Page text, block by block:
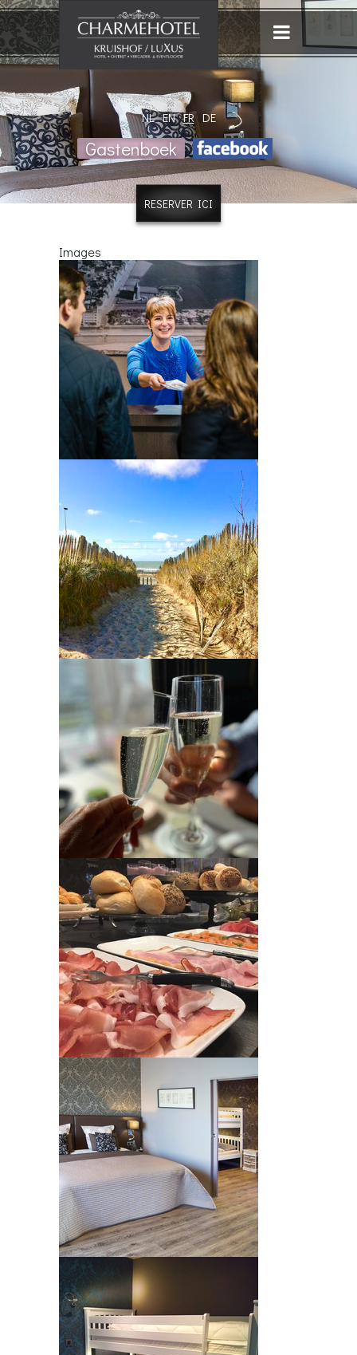
RESERVER ICI
NL EN FR DE
Gastenboek
Images